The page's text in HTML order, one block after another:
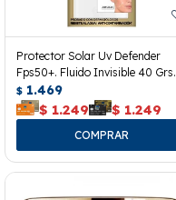
Protector Solar Uv Defender
Fps50+. Fluido Invisible 40 Grs.
$ 1.469
$ 1.249 $ 1.249